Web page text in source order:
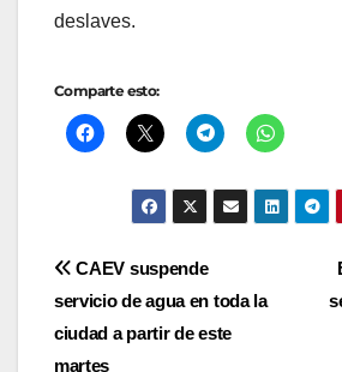
deslaves.
Comparte esto:
Navegación
de
CAEV suspende
servicio de agua en toda la
ciudad a partir de este
martes